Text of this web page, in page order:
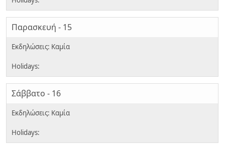
Παρασκευή - 15
Σάββατο - 16